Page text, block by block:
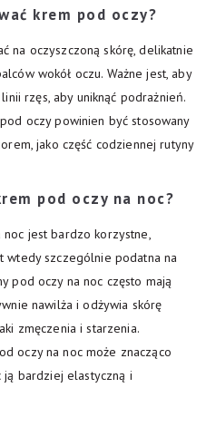
krem pod oczy?
na oczyszczoną skórę, delikatnie
wokół oczu. Ważne jest, aby
rzęs, aby uniknąć podrażnień.
oczy powinien być stosowany
jako część codziennej rutyny
pod oczy na noc?
jest bardzo korzystne,
wtedy szczególnie podatna na
pod oczy na noc często mają
nawilża i odżywia skórę
zmęczenia i starzenia.
oczy na noc może znacząco
ją bardziej elastyczną i